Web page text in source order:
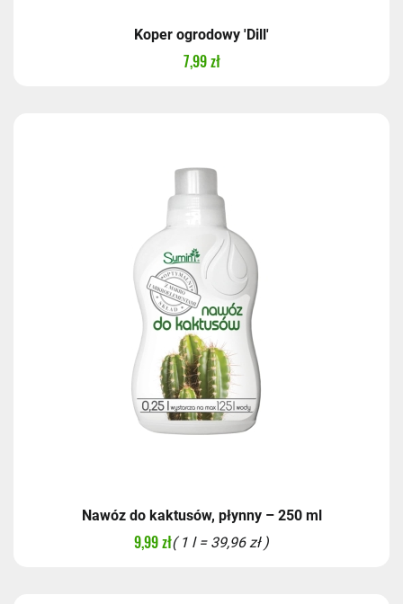
Koper ogrodowy 'Dill'
7,99 zł
Nawóz do kaktusów, płynny – 250 ml
9,99 zł( 1 l = 39,96 zł )